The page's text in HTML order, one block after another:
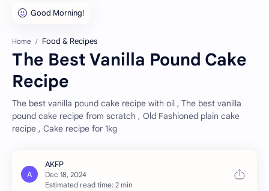
Home Food & Recipes
The Best Vanilla Pound Cake
Recipe
The best vanilla pound cake recipe with oil , The best vanilla
pound cake recipe from scratch , Old Fashioned plain cake
recipe , Cake recipe for 1kg
Estimated read time: 2 min